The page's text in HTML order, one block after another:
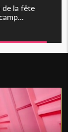
de la fête